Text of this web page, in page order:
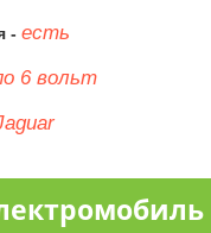
- есть
6 вольт